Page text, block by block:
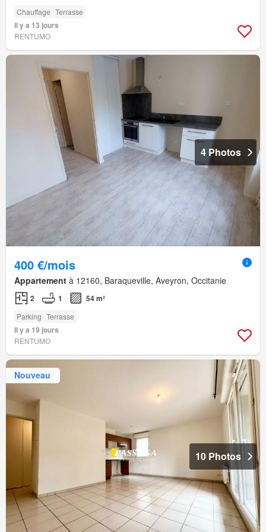
Chauffage Terrasse
Il y a 13 jours
RENTUMO
4 Photos
400 €/mois
Appartement à 12160, Baraqueville, Aveyron, Occitanie
2 1 54 m²
Parking Terrasse
Il y a 19 jours
RENTUMO
Nouveau
10 Photos